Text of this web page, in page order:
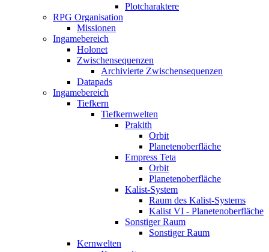
Plotcharaktere
RPG Organisation
Missionen
Ingamebereich
Holonet
Zwischensequenzen
Archivierte Zwischensequenzen
Datapads
Ingamebereich
Tiefkern
Tiefkernwelten
Prakith
Orbit
Planetenoberfläche
Empress Teta
Orbit
Planetenoberfläche
Kalist-System
Raum des Kalist-Systems
Kalist VI - Planetenoberfläche
Sonstiger Raum
Sonstiger Raum
Kernwelten